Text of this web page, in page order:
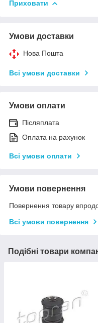
Приховати
Умови доставки
Нова Пошта
Всі умови доставки
Умови оплати
Післяплата
Оплата на рахунок
Всі умови оплати
Умови повернення
Повернення товару
Всі умови повернення
Подібні товари